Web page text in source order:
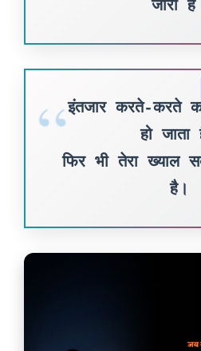
जारी
इंतजार करते-करते
हो जाता
फिर भी तेरा ख्याल
है।